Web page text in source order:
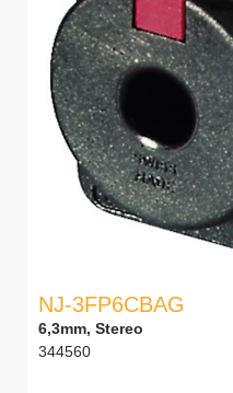
NJ-3FP6CBAG
6,3mm, Stereo
344560